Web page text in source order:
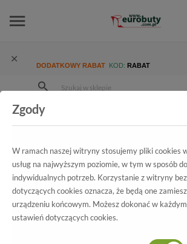
DODATKOWY RABAT KOD: RABAT
Kolekcja damska
Klapki
Wszystkie produkty
Zgody
W ramach naszej witryny stosujemy pliki cookies
usług na najwyższym poziomie, w tym w sposób
indywidualnych potrzeb. Korzystanie z witryny
dotyczących cookies oznacza, że będą one
urządzeniu końcowym. Możesz dokonać w
ustawień dotyczących cookies.